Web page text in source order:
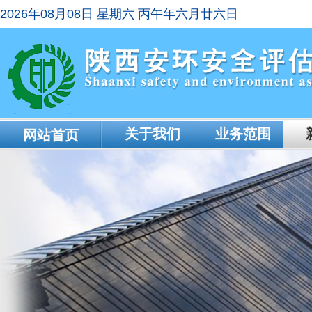
2026年08月08日 星期六 丙午年六月廿六日
网站首页 关于我们 业务范围